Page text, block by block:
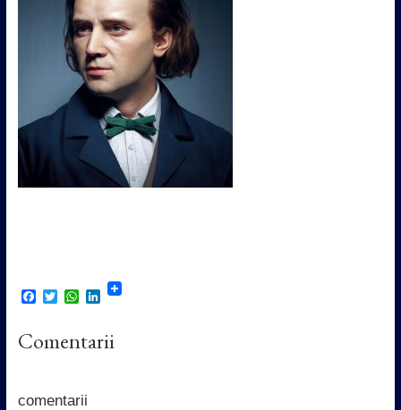
F
e
b
k
T
t
t
W
t
s
p
L
k
e
Comentarii
comentarii